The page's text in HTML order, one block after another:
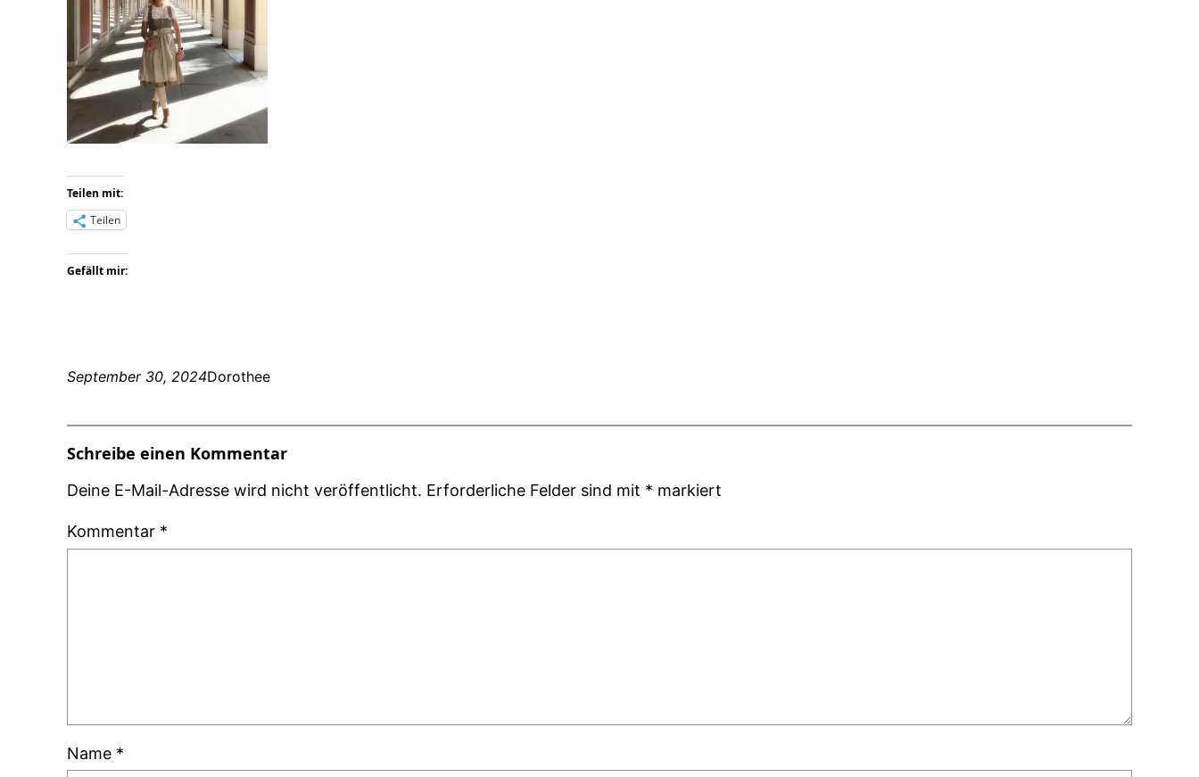
Teilen mit:
Teilen
Gefällt mir:
September 30, 2024Dorothee
Schreibe einen Kommentar
Deine E-Mail-Adresse wird nicht veröffentlicht. Erforderliche Felder sind mit * markiert
Kommentar *
Name *